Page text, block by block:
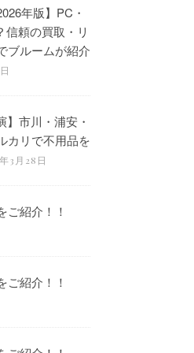
年版】PC・
信頼の買取・リ
ブルームが紹介
】市川・浦安・
カリで不用品を
3月28日
ご紹介！！
ご紹介！！